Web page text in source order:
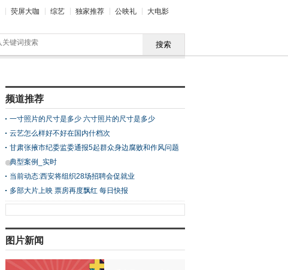
荧屏大咖 综艺 独家推荐 公映礼
大电影
搜索
频道推荐
一寸照片的尺寸是多少 六寸照片的尺寸是多少
云艺怎么样好不好在国内什档次
甘肃张掖市纪委监委通报5起群众身边腐败和作风问题
典型案例_实时
当前动态:西安将组织28场招聘会促就业
多部大片上映 票房再度飘红 每日快报
图片新闻